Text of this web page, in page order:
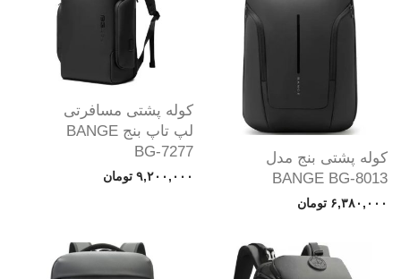
کوله پشتی بنج مدل
BANGE BG-8013
۶,۳۸۰,۰۰۰ تومان
کوله پشتی مسافرتی
لپ تاپ بنج BANGE
BG-7277
۹,۲۰۰,۰۰۰ تومان